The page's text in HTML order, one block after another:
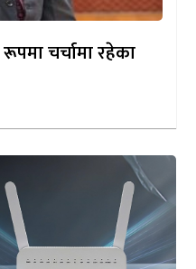
चर्चामा रहेका